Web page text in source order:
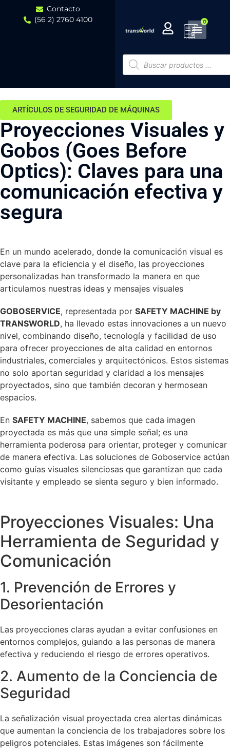
Contacto
(56 2) 2760 4100
0
ARTÍCULOS DE SEGURIDAD DE MÁQUINAS
Proyecciones Visuales y
Gobos (Goes Before
Optics): Claves para una
comunicación efectiva y
segura
En un mundo acelerado, donde la comunicación visual es
clave para la eficiencia y el diseño, las proyecciones
personalizadas han transformado la manera en que
articulamos nuestras ideas y mensajes visuales
GOBOSERVICE, representada por SAFETY MACHINE by
TRANSWORLD, ha llevado estas innovaciones a un nuevo
nivel, combinando diseño, tecnología y facilidad de uso
para ofrecer proyecciones de alta calidad en entornos
industriales, comerciales y arquitectónicos. Estos sistemas
no solo aportan seguridad y claridad a los mensajes
proyectados, sino que también decoran y hermosean
espacios.
En SAFETY MACHINE, sabemos que cada imagen
proyectada es más que una simple señal; es una
herramienta poderosa para orientar, proteger y comunicar
de manera efectiva. Las soluciones de Goboservice actúan
como guías visuales silenciosas que garantizan que cada
visitante y empleado se sienta seguro y bien informado.
Proyecciones Visuales: Una
Herramienta de Seguridad y
Comunicación
1. Prevención de Errores y
Desorientación
Las proyecciones claras ayudan a evitar confusiones en
entornos complejos, guiando a las personas de manera
efectiva y reduciendo el riesgo de errores operativos.
2. Aumento de la Conciencia de
Seguridad
La señalización visual proyectada crea alertas dinámicas
que aumentan la conciencia de los trabajadores sobre los
peligros potenciales. Estas imágenes son fácilmente